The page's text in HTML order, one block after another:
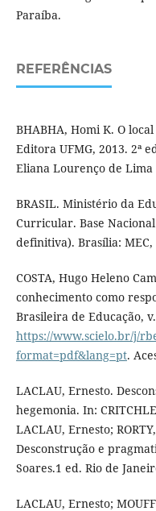
Paraíba.
REFERÊNCIAS
BHABHA, Homi K. O
Editora UFMG, 2013. 2ª
Eliana Lourenço de Lima
BRASIL. Ministério da
Curricular. Base
definitiva). Brasília: MEC,
COSTA, Hugo Heleno
conhecimento como
Brasileira de Educação,
https://www.scielo.br/j/
format=pdf&lang=pt.
LACLAU, Ernesto.
hegemonia. In:
LACLAU, Ernesto;
Desconstrução e
Soares.1 ed. Rio de
LACLAU, Ernesto;